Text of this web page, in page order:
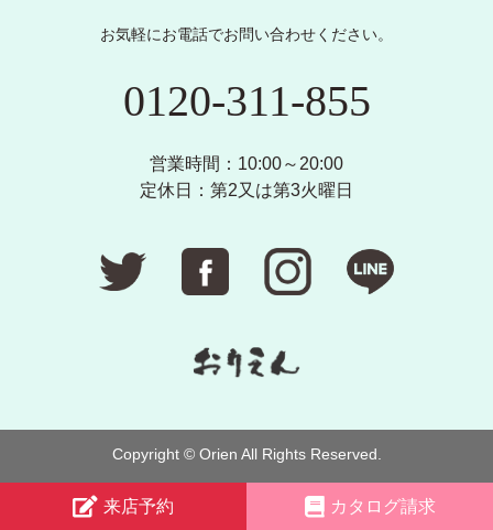
お気軽にお電話でお問い合わせください。
0120-311-855
営業時間：10:00～20:00
定休日：第2又は第3火曜日
Copyright © Orien All Rights Reserved.
来店予約 カタログ請求